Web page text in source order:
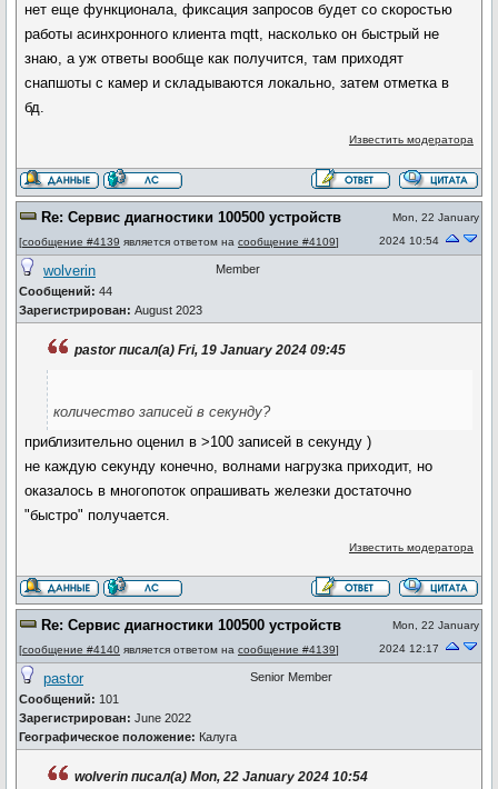
нет еще функционала, фиксация запросов будет со скоростью
работы асинхронного клиента mqtt, насколько он быстрый не
знаю, а уж ответы вообще как получится, там приходят
снапшоты с камер и складываются локально, затем отметка в
бд.
Известить модератора
Re: Сервис диагностики 100500 устройств
[сообщение #4139 является ответом на сообщение #4109]
Mon, 22 January
2024 10:54
wolverin
Сообщений: 44
Зарегистрирован: August 2023
Member
pastor писал(а) Fri, 19 January 2024 09:45
количество записей в секунду?
приблизительно оценил в >100 записей в секунду )
не каждую секунду конечно, волнами нагрузка приходит, но
оказалось в многопоток опрашивать железки достаточно
"быстро" получается.
Известить модератора
Re: Сервис диагностики 100500 устройств
[сообщение #4140 является ответом на сообщение #4139]
Mon, 22 January
2024 12:17
pastor
Сообщений: 101
Зарегистрирован: June 2022
Географическое положение: Калуга
Senior Member
wolverin писал(а) Mon, 22 January 2024 10:54